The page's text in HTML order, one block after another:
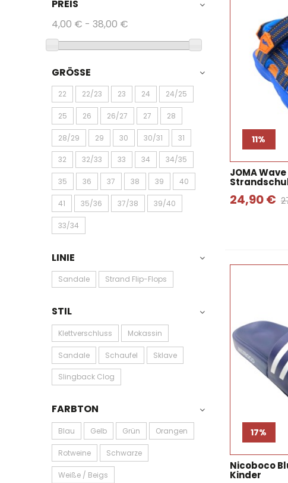
PREIS
4,00 € - 38,00 €
GRÖSSE
22 22/23 23 24 24/25
25 26 26/27 27 28
28/29 29 30 30/31 31
32 32/33 33 34 34/35
35 36 37 38 39 40
41 35/36 37/38 39/40
33/34
LINIE
Sandale Strand Flip-Flops
STIL
Klettverschluss Mokassin
Sandale Schaufel Sklave
Slingback Clog
FARBTON
Blau Gelb Grün Orangen
Rotweine Schwarze
Weiße / Beigs
11%
JOMA
24,90 €
17%
Nicoboco
Kinder